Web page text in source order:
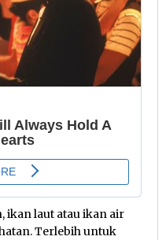
ikan laut atau ikan air
Terlebih untuk